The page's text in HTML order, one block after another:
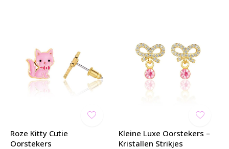
Roze Kitty Cutie
Oorstekers
Kleine Luxe Oorstekers –
Kristallen Strikjes